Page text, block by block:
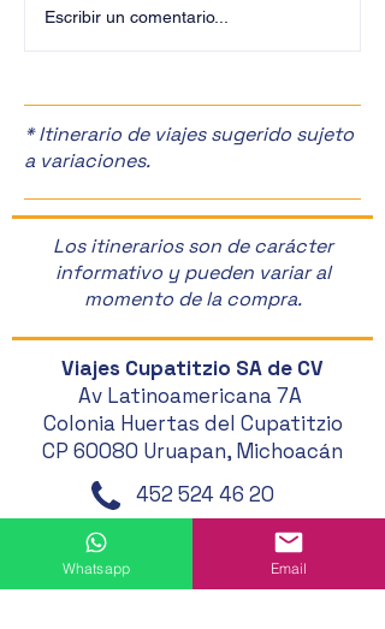
Escribir un comentario...
* Itinerario de viajes sugerido sujeto
a variaciones.
Los itinerarios son de carácter
informativo y pueden variar al
momento de la compra.
Viajes Cupatitzio SA de CV
Av Latinoamericana 7A
Colonia Huertas del Cupatitzio
CP 60080 Uruapan, Michoacán
452 524 46 20
452 194 49 24
Whatsapp Email